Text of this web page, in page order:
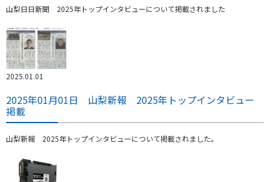
山梨日日新聞 2025年トップインタビューについて掲載されました
2025.01.01
2025年01月01日 山梨新報 2025年トップインタビュー
掲載
山梨新報 2025年トップインタビューについて掲載されました。